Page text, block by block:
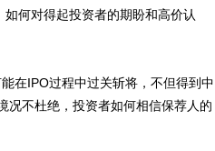
何对得起投资者的期盼和高价认
在IPO过程中过关斩将，不但得到中
况不杜绝，投资者如何相信保荐人的